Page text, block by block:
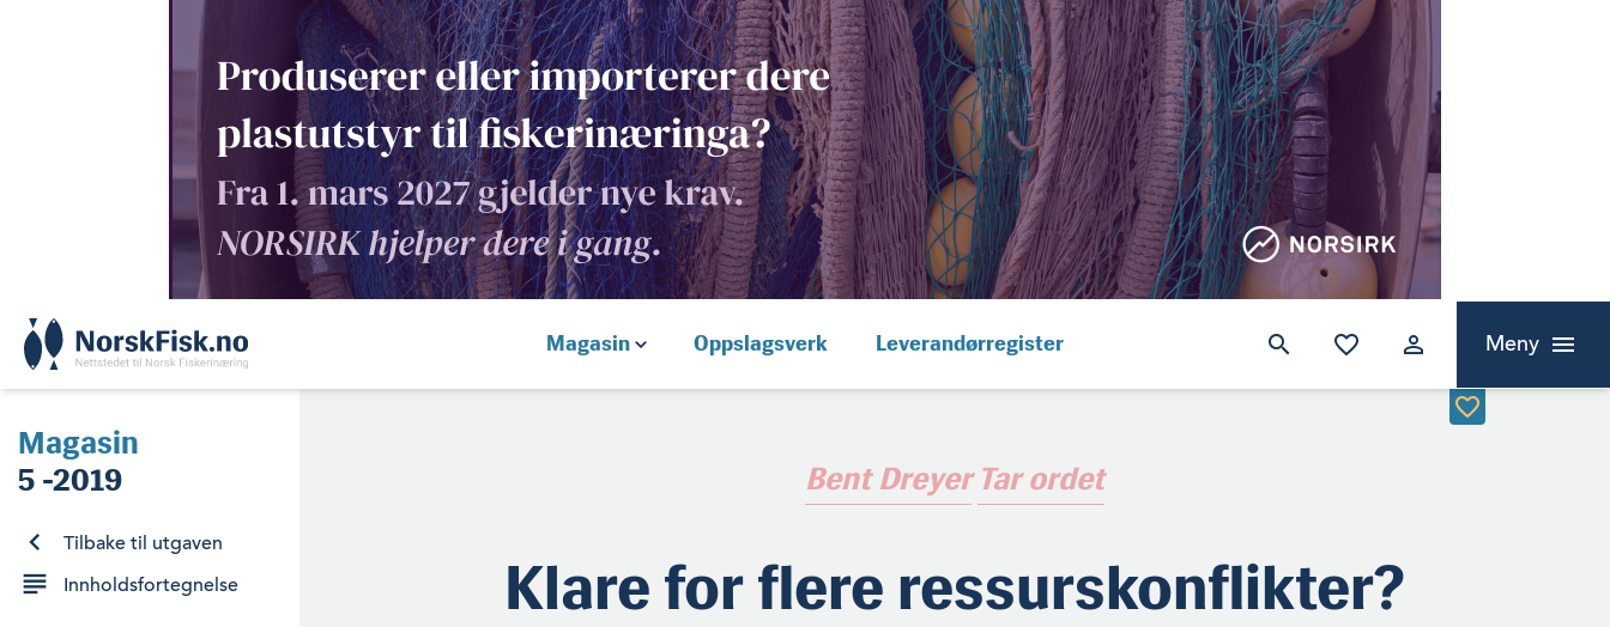
Magasin Oppslagsverk Leverandørregister Meny
Magasin
5 -2019
Tilbake til utgaven
Innholdsfortegnelse
Bent Dreyer Tar ordet
Klare for flere ressurskonflikter?